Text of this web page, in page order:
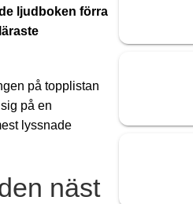
ljudboken förra
på topplistan
på en
lyssnade
näst